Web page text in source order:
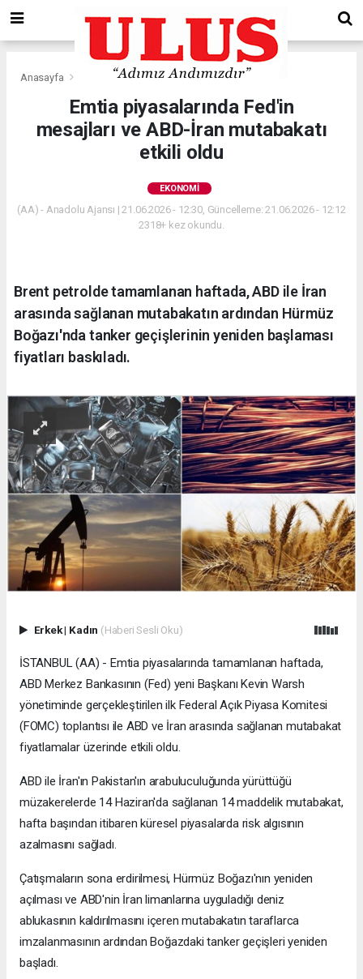
Anasayfa Ekonomi
Emtia piyasalarında Fed'in
mesajları ve ABD-İran mutabakatı
etkili oldu
EKONOMI
(AA) - Anadolu Ajansı | 21.06.2026 - 12:30, Güncelleme: 21.06.2026 - 12:12
2318+ kez okundu.
Brent petrolde tamamlanan haftada, ABD ile İran
arasında sağlanan mutabakatın ardından Hürmüz
Boğazı'nda tanker geçişlerinin yeniden başlaması
fiyatları baskıladı.
Erkek| Kadın (Haberi Sesli Oku)
İSTANBUL (AA) - Emtia piyasalarında tamamlanan haftada,
ABD Merkez Bankasının (Fed) yeni Başkanı Kevin Warsh
yönetiminde gerçekleştirilen ilk Federal Açık Piyasa Komitesi
(FOMC) toplantısı ile ABD ve İran arasında sağlanan mutabakat
fiyatlamalar üzerinde etkili oldu.
ABD ile İran'ın Pakistan'ın arabuluculuğunda yürüttüğü
müzakerelerde 14 Haziran'da sağlanan 14 maddelik mutabakat,
hafta başından itibaren küresel piyasalarda risk algısının
azalmasını sağladı.
Çatışmaların sona erdirilmesi, Hürmüz Boğazı'nın yeniden
açılması ve ABD'nin İran limanlarına uyguladığı deniz
ablukasının kaldırılmasını içeren mutabakatın taraflarca
imzalanmasının ardından Boğazdaki tanker geçişleri yeniden
başladı.